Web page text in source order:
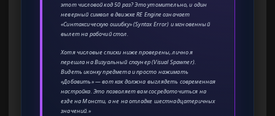
этот числовой код 50 раз? Это утомительно, и один
неверный символ в движке RE Engine означает
«Синтаксическую ошибку» (Syntax Error) и мгновенный
вылет на рабочий стол.
Хотя числовые списки ниже проверены, лично я
перешла на Визуальный спаунер (Visual Spawner).
Видеть иконку предмета и просто нажимать
«Добавить» — вот как должна выглядеть современная
настройка. Это позволяет вам сосредоточиться на
езде на Монсти, а не на отладке шестнадцатеричных
значений.»